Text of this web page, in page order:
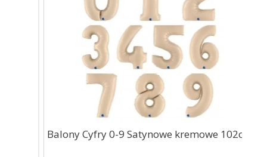
Balony Cyfry 0-9 Satynowe kremowe 102cm